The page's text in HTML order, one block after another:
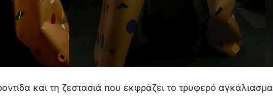
και τη ζεστασιά που εκφράζει το τρυφερό αγκάλιασμα